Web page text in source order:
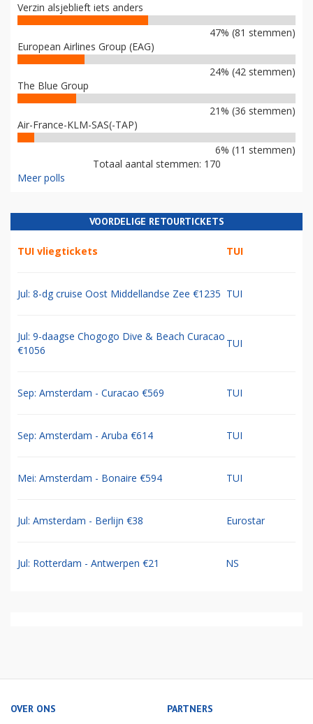
Verzin alsjeblieft iets anders
47% (81 stemmen)
European Airlines Group (EAG)
24% (42 stemmen)
The Blue Group
21% (36 stemmen)
Air-France-KLM-SAS(-TAP)
6% (11 stemmen)
Totaal aantal stemmen: 170
Meer polls
VOORDELIGE RETOURTICKETS
TUI vliegtickets TUI
Jul: 8-dg cruise Oost Middellandse Zee €1235 TUI
Jul: 9-daagse Chogogo Dive & Beach Curacao
€1056
TUI
Sep: Amsterdam - Curacao €569 TUI
Sep: Amsterdam - Aruba €614 TUI
Mei: Amsterdam - Bonaire €594 TUI
Jul: Amsterdam - Berlijn €38 Eurostar
Jul: Rotterdam - Antwerpen €21 NS
OVER ONS PARTNERS